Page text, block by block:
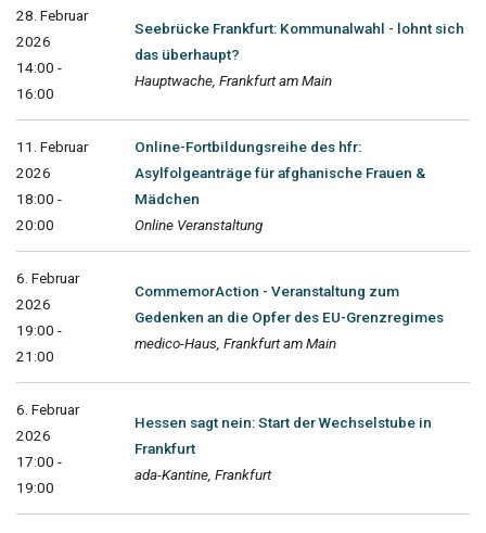
28. Februar
2026
14:00 -
16:00
Seebrücke Frankfurt: Kommunalwahl - lohnt sich
das überhaupt?
Hauptwache, Frankfurt am Main
11. Februar
2026
18:00 -
20:00
Online-Fortbildungsreihe des hfr:
Asylfolgeanträge für afghanische Frauen &
Mädchen
Online Veranstaltung
6. Februar
2026
19:00 -
21:00
CommemorAction - Veranstaltung zum
Gedenken an die Opfer des EU-Grenzregimes
medico-Haus, Frankfurt am Main
6. Februar
2026
17:00 -
19:00
Hessen sagt nein: Start der Wechselstube in
Frankfurt
ada-Kantine, Frankfurt